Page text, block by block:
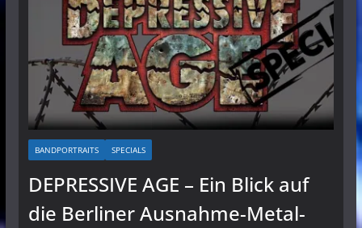
BANDPORTRAITS SPECIALS
DEPRESSIVE AGE – Ein Blick auf
die Berliner Ausnahme-Metal-